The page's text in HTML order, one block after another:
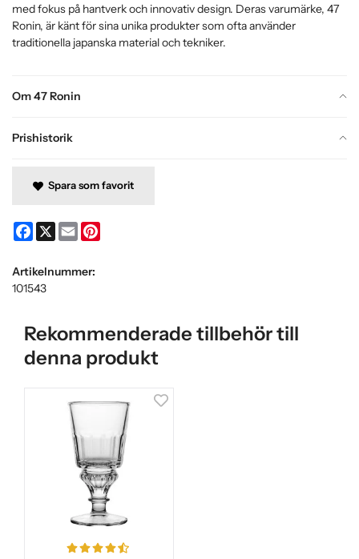
Om 47 Ronin
Prishistorik
med fokus på hantverk och innovativ design. Deras varumärke, 47
Ronin, är känt för sina unika produkter som ofta använder
traditionella japanska material och tekniker.
Spara som favorit
Facebook
X Email
Artikelnummer:
101543
Rekommenderade tillbehör till
denna produkt